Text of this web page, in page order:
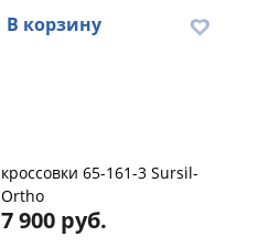
В корзину
кроссовки 65-161-3 Sursil-
Ortho
7 900 руб.